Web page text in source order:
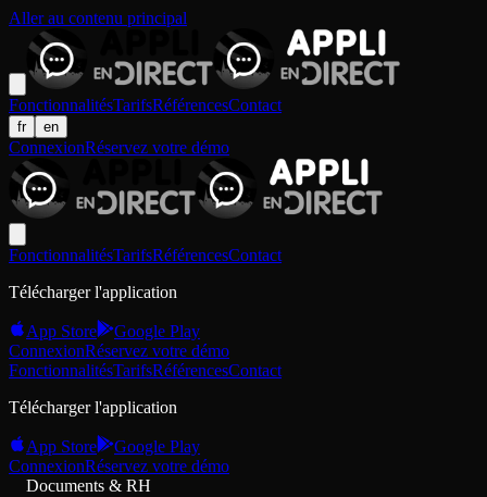
Aller au contenu principal
FonctionnalitésTarifsRéférencesContact
fr en
ConnexionRéservez votre démo
FonctionnalitésTarifsRéférencesContact
Télécharger l'application
App Store
Google Play
ConnexionRéservez votre démo
FonctionnalitésTarifsRéférencesContact
Télécharger l'application
App Store
Google Play
ConnexionRéservez votre démo
Documents & RH